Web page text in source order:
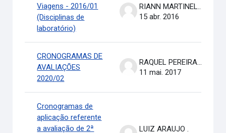
Viagens - 2016/01
(Disciplinas de
laboratório)
RIANN MARTINELLI BATISTA
15 abr. 2016
CRONOGRAMAS DE
AVALIAÇÕES
2020/02
RAQUEL PEREIRA DE ARRUDA
11 mai. 2017
Cronogramas de
aplicação referente
a avaliação de 2ª
LUIZ ARAUJO .